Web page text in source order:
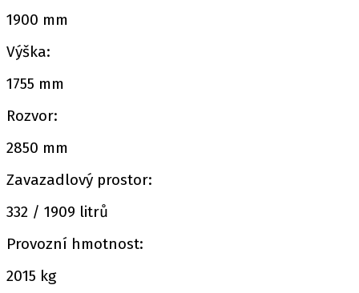
1900 mm
Výška:
1755 mm
Rozvor:
2850 mm
Zavazadlový prostor:
332 / 1909 litrů
Provozní hmotnost:
2015 kg